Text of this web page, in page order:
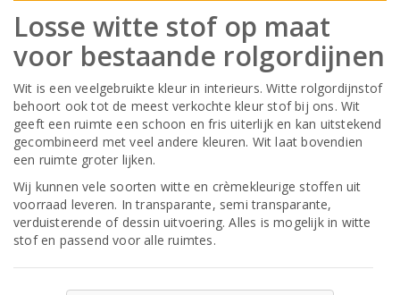
Losse witte stof op maat
voor bestaande rolgordijnen
Wit is een veelgebruikte kleur in interieurs. Witte rolgordijnstof
behoort ook tot de meest verkochte kleur stof bij ons. Wit
geeft een ruimte een schoon en fris uiterlijk en kan uitstekend
gecombineerd met veel andere kleuren. Wit laat bovendien
een ruimte groter lijken.
Wij kunnen vele soorten witte en crèmekleurige stoffen uit
voorraad leveren. In transparante, semi transparante,
verduisterende of dessin uitvoering. Alles is mogelijk in witte
stof en passend voor alle ruimtes.